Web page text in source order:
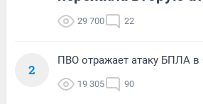
29 700 22
2
ПВО отражает атаку БПЛА в
19 305 90